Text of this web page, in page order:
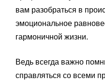
вам разобраться в
эмоциональное
гармоничной жизни.
Ведь всегда важно
справляться со всеми